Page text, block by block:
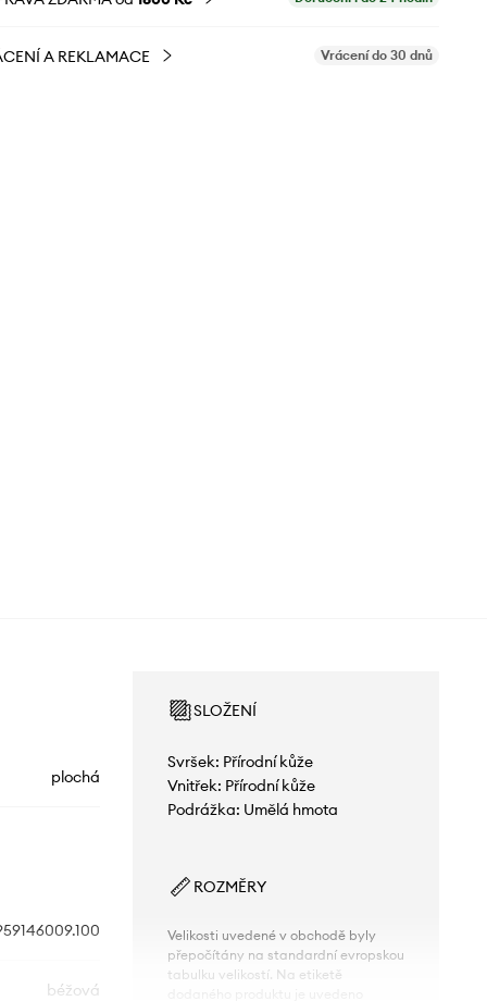
A REKLAMACE Vrácení do 30 dnů
plochá
béžová
SLOŽENÍ
Svršek: Přírodní kůže
Vnitřek: Přírodní kůže
Podrážka: Umělá hmota
ROZMĚRY
Velikosti uvedené v obchodě byly
přepočítány na standardní evropskou
tabulku velikostí. Na etiketě